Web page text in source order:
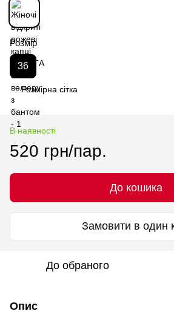
Розмір
36
Розмірна сітка
В наявності
520 грн/пар.
До кошика
Замовити в один
До обраного
Опис